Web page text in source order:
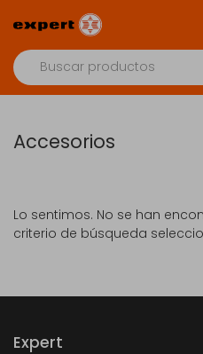
Accesorios
Lo sentimos. No se han
criterio de búsqueda
Expert